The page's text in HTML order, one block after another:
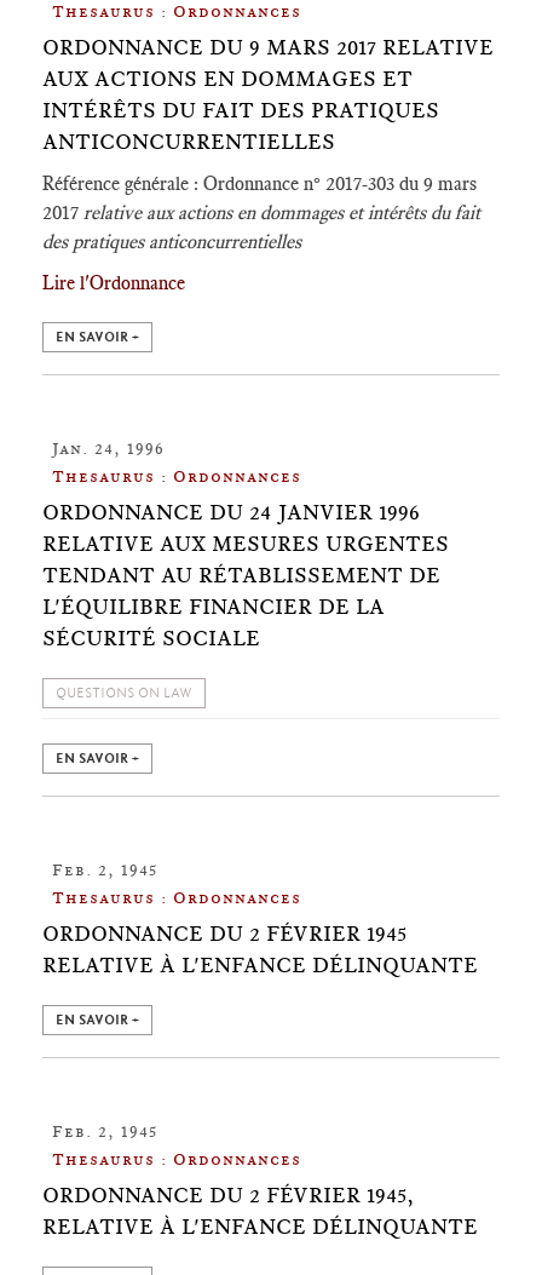
Thesaurus : Ordonnances
ORDONNANCE DU 9 MARS 2017 RELATIVE
AUX ACTIONS EN DOMMAGES ET
INTÉRÊTS DU FAIT DES PRATIQUES
ANTICONCURRENTIELLES
Référence générale : Ordonnance n° 2017-303 du 9 mars
2017 relative aux actions en dommages et intérêts du fait
des pratiques anticoncurrentielles
Lire l'Ordonnance
EN SAVOIR +
Jan. 24, 1996
Thesaurus : Ordonnances
ORDONNANCE DU 24 JANVIER 1996
RELATIVE AUX MESURES URGENTES
TENDANT AU RÉTABLISSEMENT DE
L'ÉQUILIBRE FINANCIER DE LA
SÉCURITÉ SOCIALE
QUESTIONS ON LAW
EN SAVOIR +
Feb. 2, 1945
Thesaurus : Ordonnances
ORDONNANCE DU 2 FÉVRIER 1945
RELATIVE À L'ENFANCE DÉLINQUANTE
EN SAVOIR +
Feb. 2, 1945
Thesaurus : Ordonnances
ORDONNANCE DU 2 FÉVRIER 1945,
RELATIVE À L'ENFANCE DÉLINQUANTE